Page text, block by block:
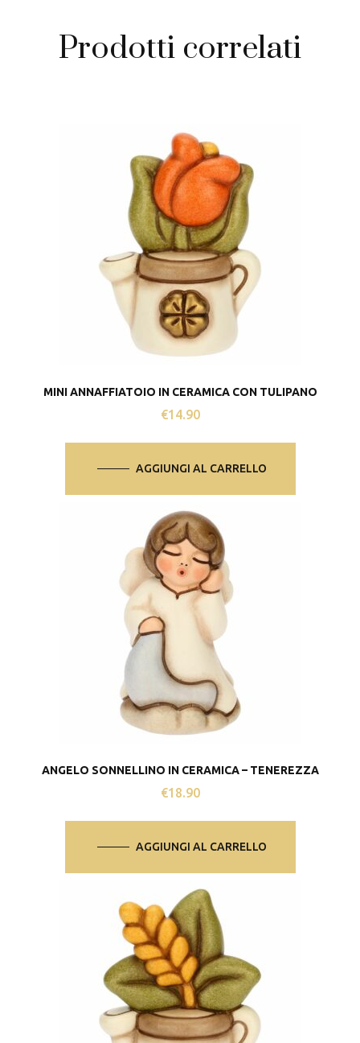
Prodotti correlati
MINI ANNAFFIATOIO IN CERAMICA CON TULIPANO
€14.90
AGGIUNGI AL CARRELLO
ANGELO SONNELLINO IN CERAMICA – TENEREZZA
€18.90
AGGIUNGI AL CARRELLO